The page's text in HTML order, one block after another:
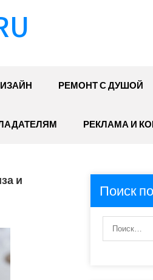
РЕМОНТ С ДУШОЙ
РЕКЛАМА И
и
Поиск